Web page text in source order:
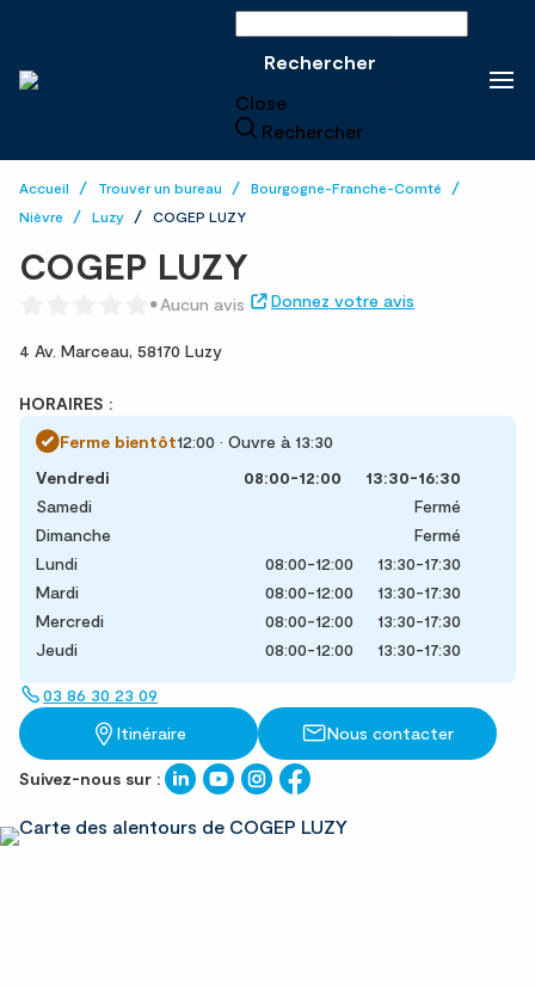
Rechercher
Close
Rechercher
Accueil Trouver un bureau
Bourgogne-Franche-Comté
Nièvre
Luzy COGEP LUZY
COGEP LUZY
Aucun avis Donnez votre avis
4 Av. Marceau, 58170 Luzy
HORAIRES :
Ferme bientôt12:00 • Ouvre à 13:30
Vendredi
08:00-12:00
13:30-16:30
Samedi
Fermé
Dimanche
Fermé
Lundi
08:00-12:00
13:30-17:30
Mardi
08:00-12:00
13:30-17:30
Mercredi
08:00-12:00
13:30-17:30
Jeudi
08:00-12:00 13:30-17:30
03 86 30 23 09
Itinéraire
Nous contacter
Suivez-nous sur :